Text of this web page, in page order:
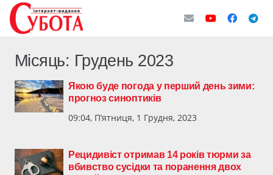
Місяць: Грудень 2023
Якою буде погода у перший день зими:
прогноз синоптиків
09:04, П’ятниця, 1 Грудня, 2023
Рецидивіст отримав 14 років тюрми за
вбивство сусідки та поранення двох